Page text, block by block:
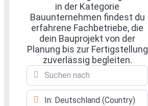
in der Kategorie
Bauunternehmen findest du
erfahrene Fachbetriebe, die
dein Bauprojekt von der
Planung bis zur Fertigstellung
zuverlässig begleiten.
Suchen nach
In der Nähe